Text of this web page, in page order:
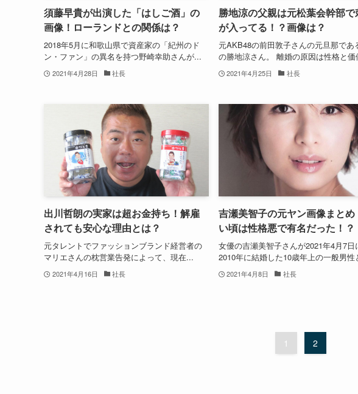
須藤早貴が出演した「はしご酒」の
画像！ローランドとの関係は？
2018年5月に和歌山県で資産家の「紀州のド
ン・ファン」の異名を持つ野崎幸助さんが...
2021年4月28日 社長
勝地涼の父親は元松葉会幹部で
が入ってる！？画像は？
元AKB48の前田敦子さんの元旦那であ
の勝地涼さん。 離婚の原因は性格と価
2021年4月25日 社長
出川哲朗の実家は超お金持ち！解雇
されても安心な理由とは？
元タレントでファッションブランド経営者の
マリエさんの枕営業告発によって、現在...
2021年4月16日 社長
吉瀬美智子の元ヤン画像まとめ
い頃は性格悪で有名だった！？
女優の吉瀬美智子さんが2021年4月7日
2010年に結婚した10歳年上の一般男性
2021年4月8日 社長
1 2